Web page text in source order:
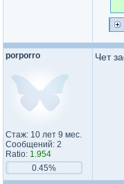
porporro
Стаж: 10 лет 9 мес.
Сообщений: 2
Ratio: 1.954
0.45%
Чет